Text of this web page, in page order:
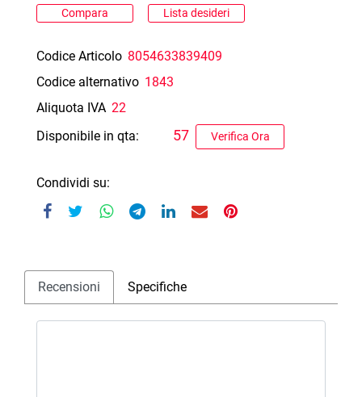
Compara Lista desideri
Codice Articolo 8054633839409
Codice alternativo 1843
Aliquota IVA 22
Disponibile in qta:
Verifica Ora
57
Condividi su:
Recensioni Specifiche